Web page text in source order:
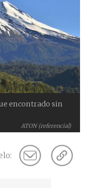
ATON (referencial)
encontrado sin